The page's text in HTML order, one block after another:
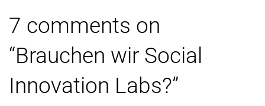
7 comments on
“Brauchen wir Social
Innovation Labs?”